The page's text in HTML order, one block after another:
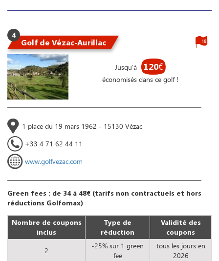
4
Golf de Vézac-Aurillac
Jusqu'à 120€
économisés dans ce golf !
18
1 place du 19 mars 1962 - 15130 Vézac
+33 4 71 62 44 11
www.golfvezac.com
Green fees : de 34 à 48€ (tarifs non contractuels et hors
réductions Golfomax)
Nombre de coupons
inclus
Type de
réduction
Validité des
coupons
2
-25% sur 1 green
fee
tous les jours en
2026